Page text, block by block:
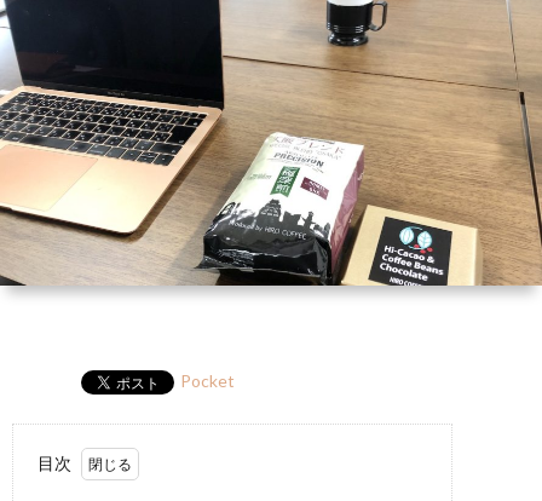
ルガミ
ー・
講
Pocket
目次